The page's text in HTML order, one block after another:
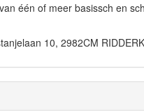
één of meer basissch en
10, 2982CM